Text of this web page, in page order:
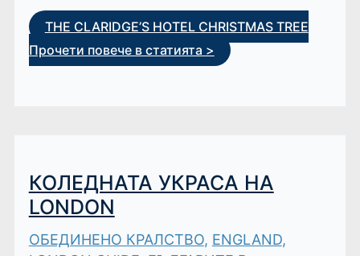
THE CLARIDGE’S HOTEL CHRISTMAS TREE
Прочети повече в статията >
КОЛЕДНАТА УКРАСА НА
LONDON
ОБЕДИНЕНО КРАЛСТВО, ENGLAND,